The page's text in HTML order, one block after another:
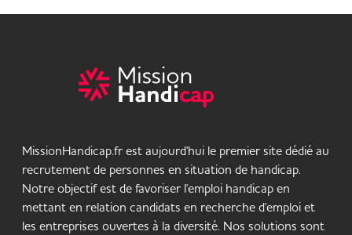
MissionHandicap.fr est aujourd'hui le premier site dédié au
recrutement de personnes en situation de handicap.
Notre objectif est de favoriser l'emploi handicap en
mettant en relation candidats en recherche d'emploi et
les entreprises ouvertes à la diversité. Nos solutions sont